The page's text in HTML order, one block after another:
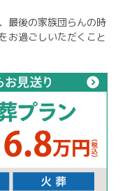
最後の家族団らんの時
お過ごしいただくこと